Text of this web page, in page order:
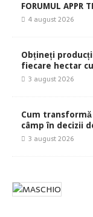
FORUMUL APPR
4 august 2026
Obțineți
fiecare hectar
3 august 2026
Cum
câmp în decizii
3 august 2026